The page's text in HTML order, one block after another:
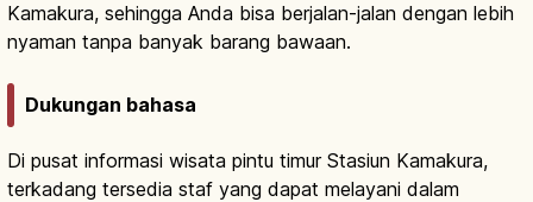
Kamakura, sehingga Anda bisa berjalan-jalan dengan lebih
nyaman tanpa banyak barang bawaan.
Dukungan bahasa
Di pusat informasi wisata pintu timur Stasiun Kamakura,
terkadang tersedia staf yang dapat melayani dalam